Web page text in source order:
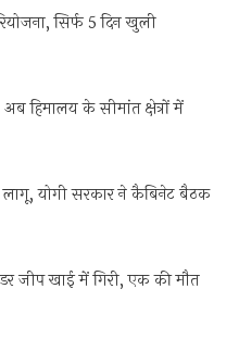
सिर्फ 5 दिन खुली
हिमालय के सीमांत क्षेत्रों में
लागू, योगी सरकार ने कैबिनेट बैठक
जीप खाई में गिरी, एक की मौत